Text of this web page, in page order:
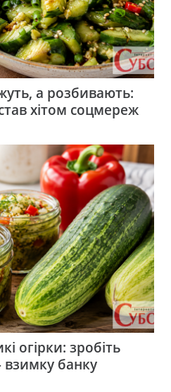
а розбивають:
хітом соцмереж
огірки: зробіть
банку